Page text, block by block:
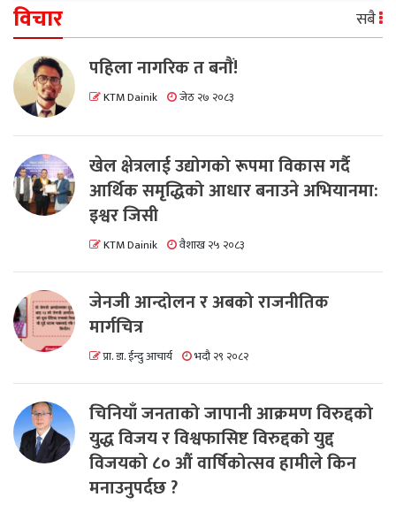
विचार सबै
पहिला नागरिक त बनाैं!
KTM Dainik जेठ २७ २०८३
खेल क्षेत्रलाई उद्योगको रूपमा विकास गर्दै
आर्थिक समृद्धिको आधार बनाउने अभियानमा:
इश्वर जिसी
KTM Dainik वैशाख २५ २०८३
जेनजी आन्दोलन र अबको राजनीतिक
मार्गचित्र
प्रा. डा. ईन्दु आचार्य भदौ २९ २०८२
चिनियाँ जनताको जापानी आक्रमण विरुद्दको
युद्ध विजय र विश्वफासिष्ट विरुद्दको युद्द
विजयको ८० औं वार्षिकोत्सव हामीले किन
मनाउनुपर्दछ ?